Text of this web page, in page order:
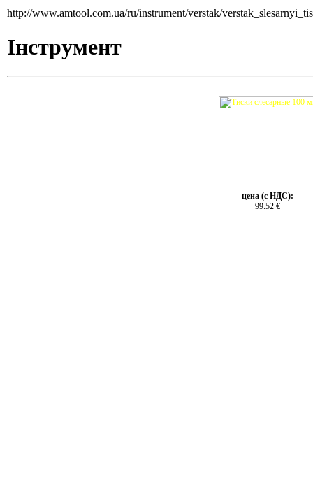
http://www.amtool.com.ua/ru/instrument/verstak/
Інструмент
цена (с НДС):
99.52 €